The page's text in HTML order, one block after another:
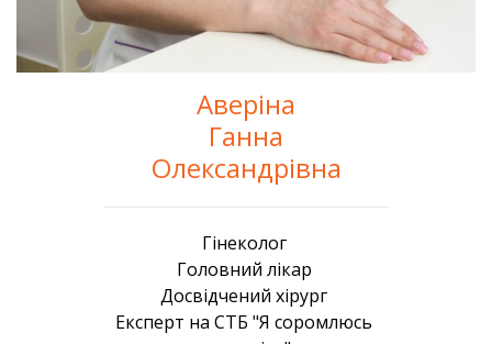
Аверіна
Ганна
Олександрівна